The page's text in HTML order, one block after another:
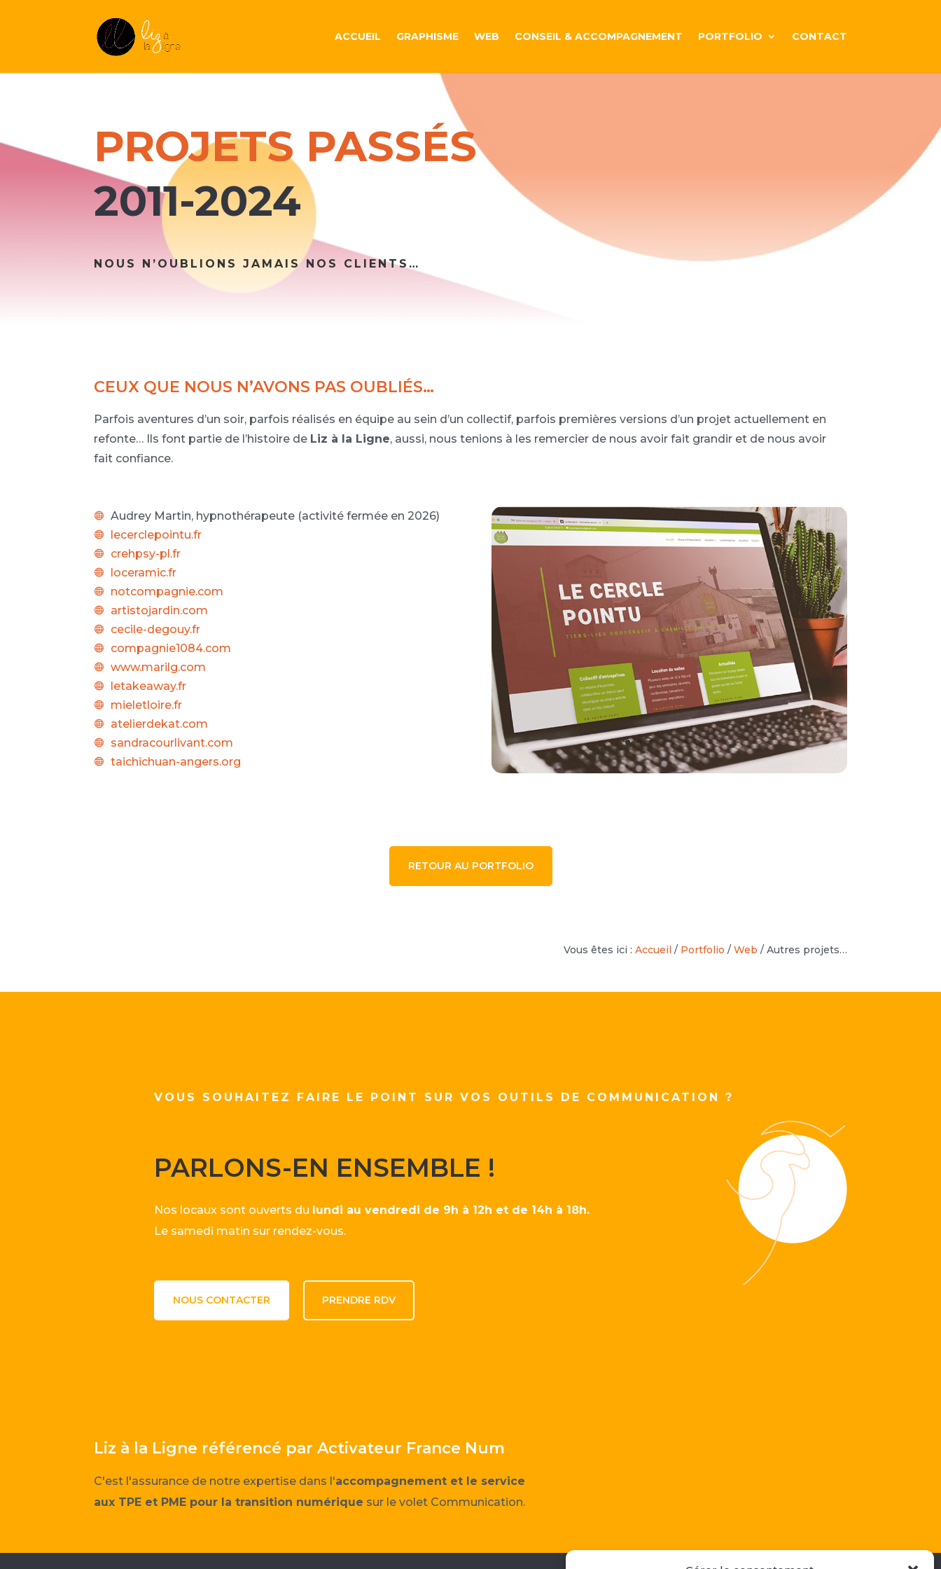
ACCUEIL GRAPHISME WEB CONSEIL & ACCOMPAGNEMENT PORTFOLIO CONTACT
PROJETS PASSÉS
2011-2024
NOUS N’OUBLIONS JAMAIS NOS CLIENTS…
CEUX QUE NOUS N’AVONS PAS OUBLIÉS…
Parfois aventures d’un soir, parfois réalisés en équipe au sein d’un collectif, parfois premières versions d’un projet actuellement en
refonte… Ils font partie de l’histoire de Liz à la Ligne, aussi, nous tenions à les remercier de nous avoir fait grandir et de nous avoir
fait confiance.
 Audrey Martin, hypnothérapeute (activité fermée en 2026)
 lecerclepointu.fr
 crehpsy-pl.fr
 loceramic.fr
 notcompagnie.com
 artistojardin.com
 cecile-degouy.fr
 compagnie1084.com
 www.marilg.com
 letakeaway.fr
 mieletloire.fr
 atelierdekat.com
 sandracourlivant.com
 taichichuan-angers.org
RETOUR AU PORTFOLIO
Vous êtes ici : Accueil / Portfolio / Web / Autres projets…
VOUS SOUHAITEZ FAIRE LE POINT SUR VOS OUTILS DE COMMUNICATION ?
PARLONS-EN ENSEMBLE !
Nos locaux sont ouverts du lundi au vendredi de 9h à 12h et de 14h à 18h.
Le samedi matin sur rendez-vous.
NOUS CONTACTER PRENDRE RDV
Liz à la Ligne référencé par Activateur France Num
C'est l'assurance de notre expertise dans l'accompagnement et le service
aux TPE et PME pour la transition numérique sur le volet Communication.